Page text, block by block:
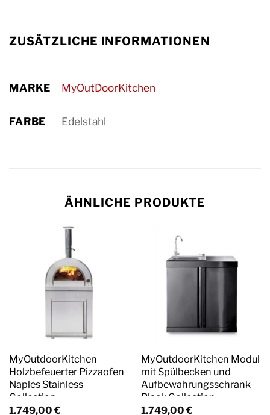
ZUSÄTZLICHE INFORMATIONEN
MARKE MyOutDoorKitchen
FARBE Edelstahl
ÄHNLICHE PRODUKTE
MyOutdoorKitchen
Holzbefeuerter Pizzaofen
Naples Stainless
Collection
1.749,00 €
MyOutdoorKitchen Modul
mit Spülbecken und
Aufbewahrungsschrank
Black Collection
1.749,00 €